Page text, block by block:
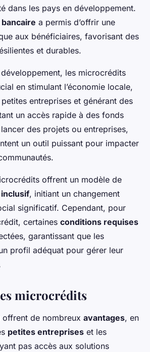
dans les pays en développement.
a permis d’offrir une
aux bénéficiaires, favorisant des
et durables.
les microcrédits
en stimulant l’économie locale,
entreprises et générant des
un accès rapide à des fonds
des projets ou entreprises,
un outil puissant pour impacter
offrent un modèle de
inclusif, initiant un changement
significatif. Cependant, pour
certaines conditions requises
garantissant que les
profil adéquat pour gérer leur
microcrédits
offrent de nombreux avantages, en
petites entreprises et les
pas accès aux solutions